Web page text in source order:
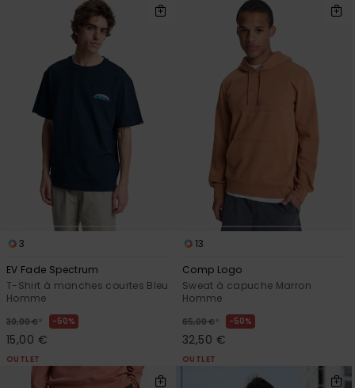
3
EV Fade Spectrum
T-Shirt à manches courtes Bleu
Homme
30,00 € * 50%
15,00 €
OUTLET
13
Comp Logo
Sweat à capuche Marron
Homme
65,00 € * 50%
32,50 €
OUTLET